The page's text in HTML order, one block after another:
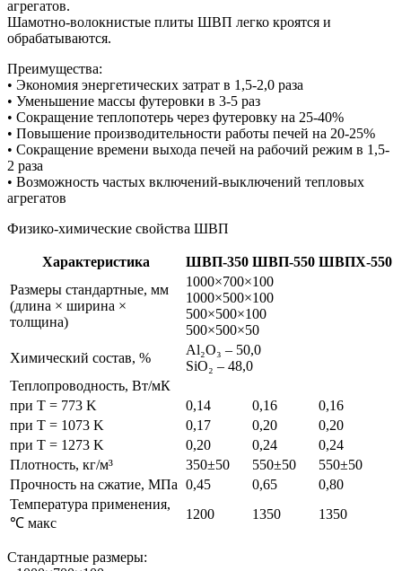
агрегатов.
Шамотно-волокнистые плиты ШВП легко кроятся и
обрабатываются.
Преимущества:
• Экономия энергетических затрат в 1,5-2,0 раза
• Уменьшение массы футеровки в 3-5 раз
• Сокращение теплопотерь через футеровку на 25-40%
• Повышение производительности работы печей на 20-25%
• Сокращение времени выхода печей на рабочий режим в 1,5-
2 раза
• Возможность частых включений-выключений тепловых
агрегатов
Физико-химические свойства ШВП
Характеристика ШВП-350 ШВП-550 ШВПХ-550
Размеры стандартные, мм
(длина × ширина ×
толщина)
1000×700×100
1000×500×100
500×500×100
500×500×50
Химический состав, %
Al₂O₃ – 50,0
SiO₂ – 48,0
Теплопроводность, Вт/мК
при T = 773 K
0,14 0,16
0,16
при T = 1073 K
0,17 0,20
0,20
при T = 1273 K
0,20 0,24
0,24
Плотность, кг/м³
350±50 550±50
550±50
Прочность на сжатие, МПа 0,45 0,65
0,80
Температура применения,
℃ макс
1200 1350 1350
Стандартные размеры: